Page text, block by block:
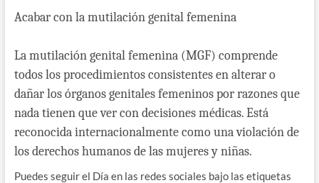
Acabar con la mutilación genital femenina
La mutilación genital femenina (MGF) comprende
todos los procedimientos consistentes en alterar o
dañar los órganos genitales femeninos por razones que
nada tienen que ver con decisiones médicas. Está
reconocida internacionalmente como una violación de
los derechos humanos de las mujeres y niñas.
Puedes seguir el Día en las redes sociales bajo las etiquetas